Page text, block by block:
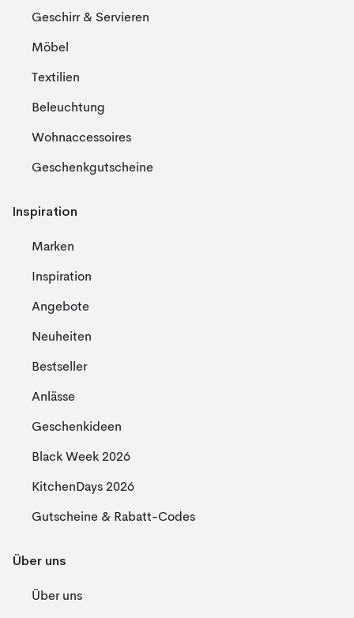
Geschirr & Servieren
Möbel
Textilien
Beleuchtung
Wohnaccessoires
Geschenkgutscheine
Inspiration
Marken
Inspiration
Angebote
Neuheiten
Bestseller
Anlässe
Geschenkideen
Black Week 2026
KitchenDays 2026
Gutscheine & Rabatt-Codes
Über uns
Über uns